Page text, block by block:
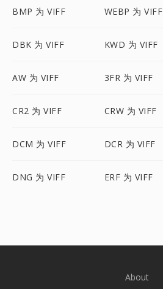
BMP 为 VIFF WEBP 为 VIFF
DBK 为 VIFF KWD 为 VIFF
AW 为 VIFF 3FR 为 VIFF
CR2 为 VIFF CRW 为 VIFF
DCM 为 VIFF DCR 为 VIFF
DNG 为 VIFF ERF 为 VIFF
About